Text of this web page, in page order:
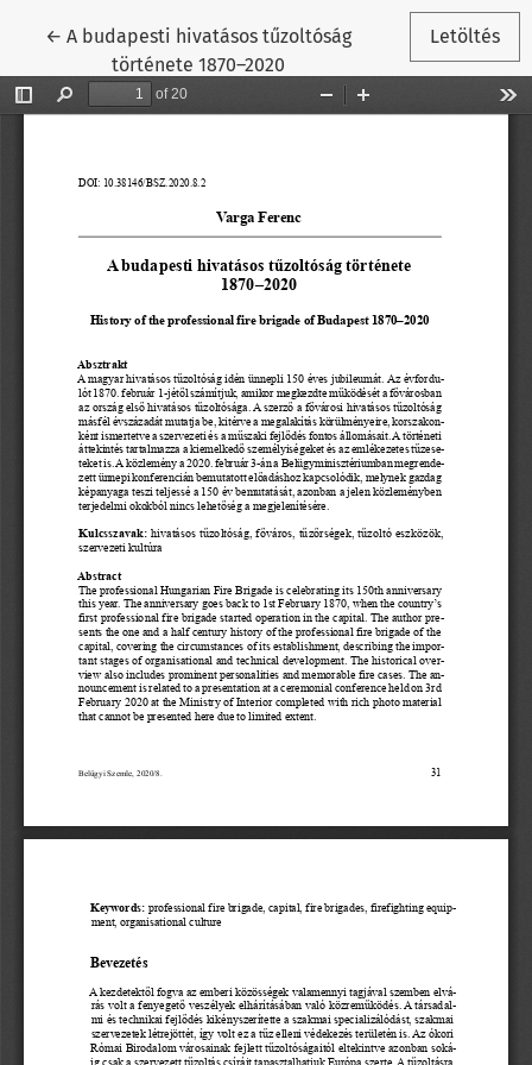
←Vissza a cikk részleteihez
A budapesti hivatásos tűzoltóság
története 1870–2020
Letöltés